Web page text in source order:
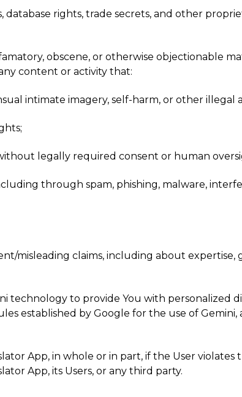
rights, trade secrets, and other
obscene, or otherwise objectionable
content or activity that:
intimate imagery, self-harm, or other illegal
legally required consent or human
through spam, phishing, malware,
misleading claims, including about expertise,
technology to provide You with personalized
established by Google for the use of
App, in whole or in part, if the User violates
App, its Users, or any third party.